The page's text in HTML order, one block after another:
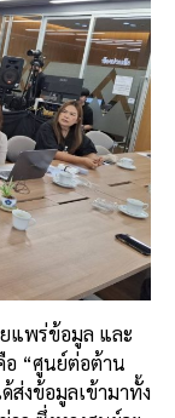
แพร่ข้อมูล และ
อ “ศูนย์ต่อต้าน
งข้อมูลเข้ามาทั้ง